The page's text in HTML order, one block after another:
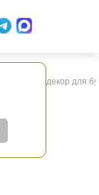
Упаковка и декор для